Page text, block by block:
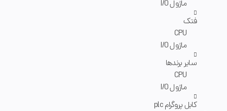
ماژول I/O
فتک
CPU
ماژول I/O
سایر برندها
CPU
ماژول I/O
کابل پروگرام plc